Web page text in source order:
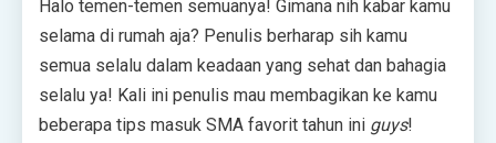
Halo temen-temen semuanya! Gimana nih kabar kamu
selama di rumah aja? Penulis berharap sih kamu
semua selalu dalam keadaan yang sehat dan bahagia
selalu ya! Kali ini penulis mau membagikan ke kamu
beberapa tips masuk SMA favorit tahun ini guys!